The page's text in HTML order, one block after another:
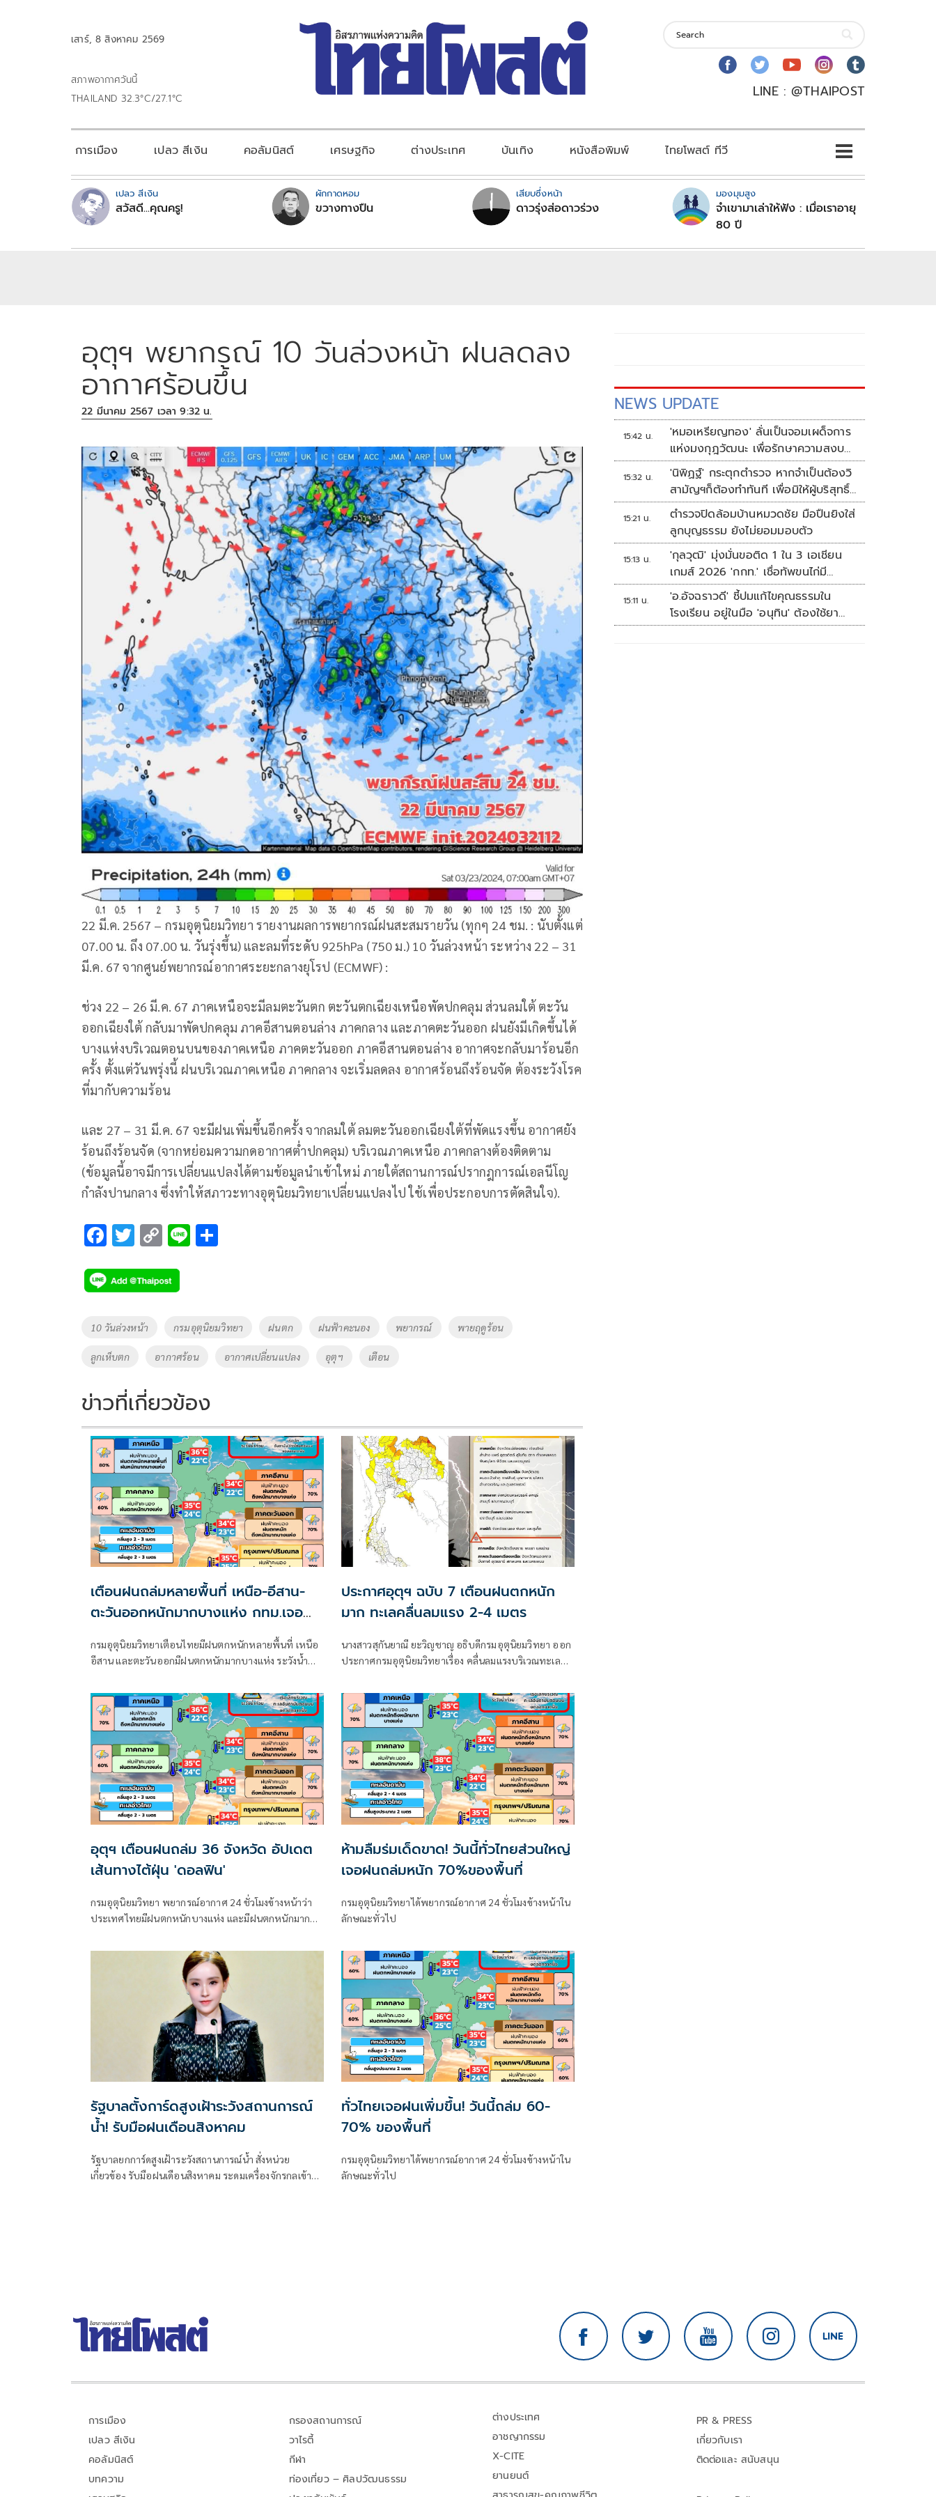
เสาร์, 8 สิงหาคม 2569
สภาพอากาศวันนี้
THAILAND 32.3°C/27.1°C
LINE : @THAIPOST
การเมือง เปลว สีเงิน คอลัมนิสต์ เศรษฐกิจ ต่างประเทศ บันเทิง หนังสือพิมพ์ ไทยโพสต์ ทีวี
เปลว สีเงิน
สวัสดี...คุณครู!
ผักกาดหอม
ขวางทางปืน
เสียบซึ่งหน้า
ดาวรุ่งส่อดาวร่วง
มองมุมสูง
จำเขามาเล่าให้ฟัง : เมื่อเราอายุ
80 ปี
อุตุฯ พยากรณ์ 10 วันล่วงหน้า ฝนลดลง
อากาศร้อนขึ้น
22 มีนาคม 2567 เวลา 9:32 น.
22 มี.ค. 2567 – กรมอุตุนิยมวิทยา รายงานผลการพยากรณ์ฝนสะสมรายวัน (ทุกๆ 24 ชม. : นับตั้งแต่
07.00 น. ถึง 07.00 น. วันรุ่งขึ้น) และลมที่ระดับ 925hPa (750 ม.) 10 วันล่วงหน้า ระหว่าง 22 – 31
มี.ค. 67 จากศูนย์พยากรณ์อากาศระยะกลางยุโรป (ECMWF) :
ช่วง 22 – 26 มี.ค. 67 ภาคเหนือจะมีลมตะวันตก ตะวันตกเฉียงเหนือพัดปกคลุม ส่วนลมใต้ ตะวัน
ออกเฉียงใต้ กลับมาพัดปกคลุม ภาคอีสานตอนล่าง ภาคกลาง และภาคตะวันออก ฝนยังมีเกิดขึ้นได้
บางแห่งบริเวณตอนบนของภาคเหนือ ภาคตะวันออก ภาคอีสานตอนล่าง อากาศจะกลับมาร้อนอีก
ครั้ง ตั้งแต่วันพรุ่งนี้ ฝนบริเวณภาคเหนือ ภาคกลาง จะเริ่มลดลง อากาศร้อนถึงร้อนจัด ต้องระวังโรค
ที่มากับความร้อน
และ 27 – 31 มี.ค. 67 จะมีฝนเพิ่มขึ้นอีกครั้ง จากลมใต้ ลมตะวันออกเฉียงใต้ที่พัดแรงขึ้น อากาศยัง
ร้อนถึงร้อนจัด (จากหย่อมความกดอากาศต่ำปกคลุม) บริเวณภาคเหนือ ภาคกลางต้องติดตาม
(ข้อมูลนี้อาจมีการเปลี่ยนแปลงได้ตามข้อมูลนำเข้าใหม่ ภายใต้สถานการณ์ปรากฎการณ์เอลนีโญ
กำลังปานกลาง ซึ่งทำให้สภาวะทางอุตุนิยมวิทยาเปลี่ยนแปลงไป ใช้เพื่อประกอบการตัดสินใจ).
F
e
b
o
o
k
T
tt
er
C
p
y
Li
k
Li
Tags
10 วันล่วงหน้า กรมอุตุนิยมวิทยา ฝนตก ฝนฟ้าคะนอง พยากรณ์ พายฤดูร้อน
ลูกเห็บตก อากาศร้อน อากาศเปลี่ยนแปลง อุตุฯ เตือน
ข่าวที่เกี่ยวข้อง
เตือนฝนถล่มหลายพื้นที่ เหนือ-อีสาน-
ตะวันออกหนักมากบางแห่ง กทม.เจอ
กรมอุตุนิยมวิทยาเตือนไทยมีฝนตกหนักหลายพื้นที่ เหนือ
อีสาน และตะวันออกมีฝนตกหนักมากบางแห่ง ระวังน้ำ
อ่าวไทยตอนบนคลื่นสูง 2-3 เมตร เรือเล็กควรงดออกจาก
ฝั่ง ส่วนไต้ฝุ่น “ดอลฟิน” ไม่เข้าไทย
ประกาศอุตุฯ ฉบับ 7 เตือนฝนตกหนัก
มาก ทะเลคลื่นลมแรง 2-4 เมตร
นางสาวสุกันยาณี ยะวิญชาญ อธิบดีกรมอุตุนิยมวิทยา ออก
ประกาศกรมอุตุนิยมวิทยาเรื่อง คลื่นลมแรงบริเวณทะเล
หนักมากบริเวณประเทศไทย
อุตุฯ เตือนฝนถล่ม 36 จังหวัด อัปเดต
เส้นทางไต้ฝุ่น 'ดอลฟิน'
กรมอุตุนิยมวิทยา พยากรณ์อากาศ 24 ชั่วโมงข้างหน้าว่า
ประเทศไทยมีฝนตกหนักบางแห่ง และมีฝนตกหนักมาก
ตะวันออก
ห้ามลืมร่มเด็ดขาด! วันนี้ทั่วไทยส่วนใหญ่
เจอฝนถล่มหนัก 70%ของพื้นที่
กรมอุตุนิยมวิทยาได้พยากรณ์อากาศ 24 ชั่วโมงข้างหน้าใน
ลักษณะทั่วไป
รัฐบาลตั้งการ์ดสูงเฝ้าระวังสถานการณ์
น้ำ! รับมือฝนเดือนสิงหาคม
รัฐบาลยกการ์ดสูงเฝ้าระวังสถานการณ์น้ำ สั่งหน่วย
เกี่ยวข้อง รับมือฝนเดือนสิงหาคม ระดมเครื่องจักรกลเข้าจุด
ทั่วไทยเจอฝนเพิ่มขึ้น! วันนี้ถล่ม 60-
70% ของพื้นที่
กรมอุตุนิยมวิทยาได้พยากรณ์อากาศ 24 ชั่วโมงข้างหน้าใน
ลักษณะทั่วไป
NEWS UPDATE
15:42 น.
'หมอเหรียญทอง' ลั่นเป็นจอมเผด็จการ
แห่งมงกุฎวัฒนะ เพื่อรักษาความสงบ
ปลอดภัยภายในรพ.
15:32 น.
'นิพิฏฐ์' กระตุกตำรวจ หากจำเป็นต้องวิ
สามัญฯก็ต้องทำทันที เพื่อมิให้ผู้บริสุทธิ์
เสียชีวิตเพิ่ม
15:21 น.
ตำรวจปิดล้อมบ้านหมวดชัย มือปืนยิงใส่
ลูกบุญธรรม ยังไม่ยอมมอบตัว
15:13 น.
'กุลวุฒิ' มุ่งมั่นขอติด 1 ใน 3 เอเชียน
เกมส์ 2026 'กกท.' เชื่อทัพขนไก่มี
เหรียญแน่
15:11 น.
'อ.อัจฉราวดี' ชี้ปมแก้ไขคุณธรรมใน
โรงเรียน อยู่ในมือ 'อนุทิน' ต้องใช้ยา
แรงกับ ก.ศึกษา เรื่องปืนแค่ปลายเหตุ
การเมือง
เปลว สีเงิน
คอลัมนิสต์
บทความ
กรองสถานการณ์
วาไรตี้
กีฬา
ท่องเที่ยว – ศิลปวัฒนธรรม
ต่างประเทศ
อาชญากรรม
X-CITE
ยานยนต์
PR & PRESS
เกี่ยวกับเรา
ติดต่อและ สนับสนุน